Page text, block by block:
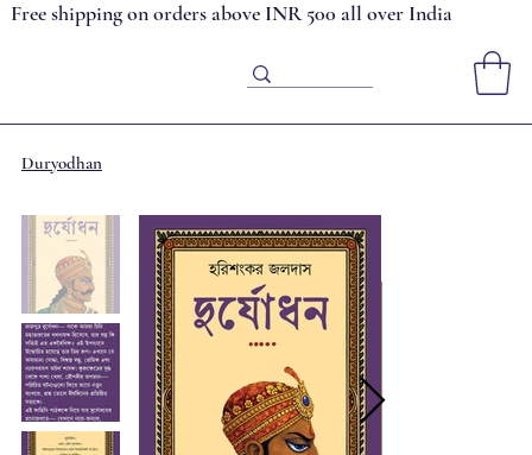
Free shipping on orders above INR 500 all over India
Duryodhan